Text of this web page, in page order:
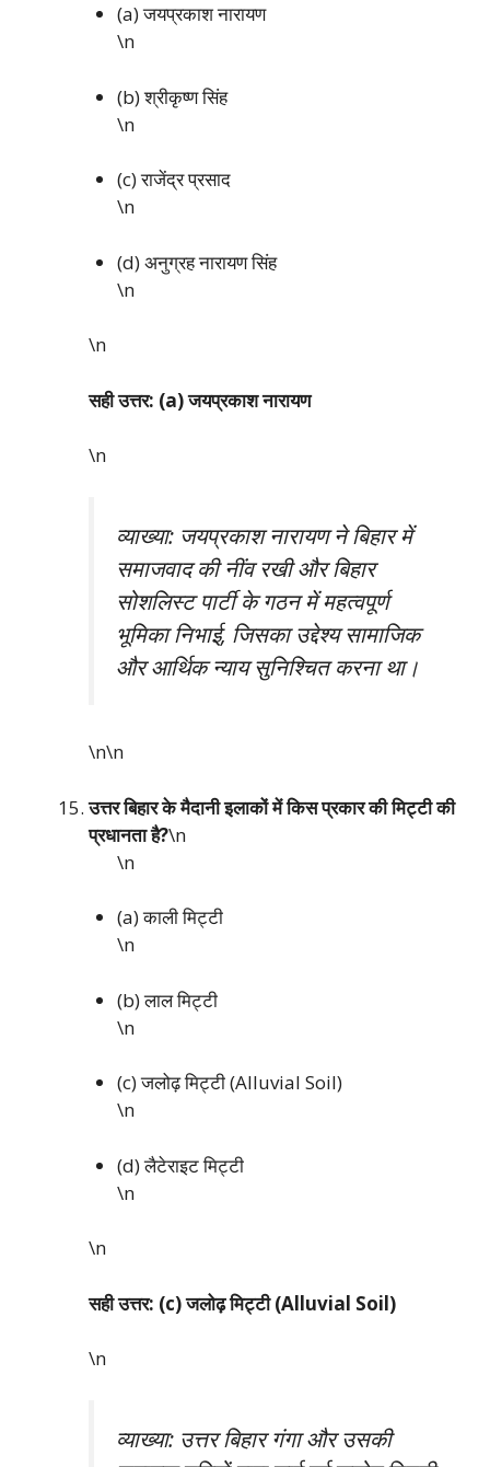
(a) जयप्रकाश नारायण
\n
(b) श्रीकृष्ण सिंह
\n
(c) राजेंद्र प्रसाद
\n
(d) अनुग्रह नारायण सिंह
\n
\n
सही उत्तर: (a) जयप्रकाश नारायण
\n
व्याख्या: जयप्रकाश नारायण ने बिहार में
समाजवाद की नींव रखी और बिहार
सोशलिस्ट पार्टी के गठन में महत्वपूर्ण
भूमिका निभाई, जिसका उद्देश्य सामाजिक
और आर्थिक न्याय सुनिश्चित करना था।
\n\n
उत्तर बिहार के मैदानी इलाकों में किस प्रकार की मिट्टी की
प्रधानता है?\n
\n
(a) काली मिट्टी
\n
(b) लाल मिट्टी
\n
(c) जलोढ़ मिट्टी (Alluvial Soil)
\n
(d) लैटेराइट मिट्टी
\n
\n
सही उत्तर: (c) जलोढ़ मिट्टी (Alluvial Soil)
\n
व्याख्या: उत्तर बिहार गंगा और उसकी